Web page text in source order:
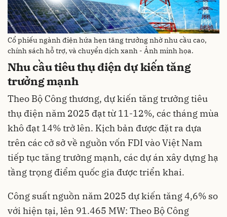
Cổ phiếu ngành điện hứa hẹn tăng trưởng nhờ nhu cầu cao,
chính sách hỗ trợ, và chuyển dịch xanh - Ảnh minh họa.
Nhu cầu tiêu thụ điện dự kiến tăng
trưởng mạnh
Theo Bộ Công thương, dự kiến tăng trưởng tiêu
thụ điện năm 2025 đạt từ 11-12%, các tháng mùa
khô đạt 14% trở lên. Kịch bản được đặt ra dựa
trên các cở sở về nguồn vốn FDI vào Việt Nam
tiếp tục tăng trưởng mạnh, các dự án xây dựng hạ
tầng trọng điểm quốc gia được triển khai.
Công suất nguồn năm 2025 dự kiến tăng 4,6% so
với hiện tại, lên 91.465 MW: Theo Bộ Công